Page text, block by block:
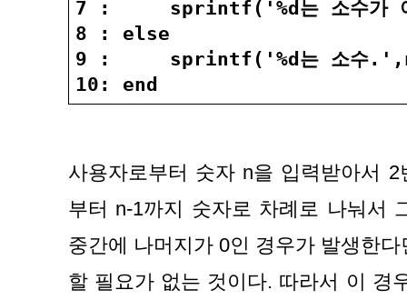
7 :     sprintf('%d는 소수가
8 : else
9 :     sprintf('%d는 소수
10: end
사용자로부터 숫자 n을 입력받아서
부터 n-1까지 숫자로 차례로 나눠서
중간에 나머지가 0인 경우가 발생한
할 필요가 없는 것이다. 따라서 이 경